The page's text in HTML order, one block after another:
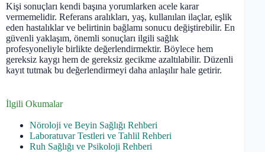
Kişi sonuçları kendi başına yorumlarken acele karar
vermemelidir. Referans aralıkları, yaş, kullanılan ilaçlar, eşlik
eden hastalıklar ve belirtinin bağlamı sonucu değiştirebilir. En
güvenli yaklaşım, önemli sonuçları ilgili sağlık
profesyoneliyle birlikte değerlendirmektir. Böylece hem
gereksiz kaygı hem de gereksiz gecikme azaltılabilir. Düzenli
kayıt tutmak bu değerlendirmeyi daha anlaşılır hale getirir.
İlgili Okumalar
Nöroloji ve Beyin Sağlığı Rehberi
Laboratuvar Testleri ve Tahlil Rehberi
Ruh Sağlığı ve Psikoloji Rehberi